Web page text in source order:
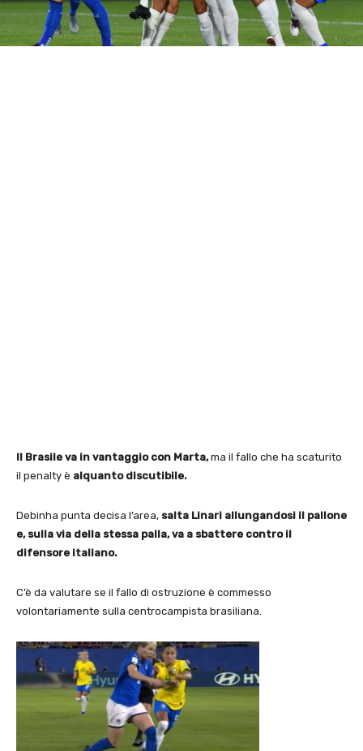
Il Brasile va in vantaggio con Marta,ma il fallo che ha scaturito
il penalty è alquanto discutibile.
Debinha punta decisa l’area, salta Linari allungandosi il pallone
e, sulla via della stessa palla, va a sbattere contro il
difensore italiano.
C’è da valutare se il fallo di ostruzione è commesso
volontariamente sulla centrocampista brasiliana.